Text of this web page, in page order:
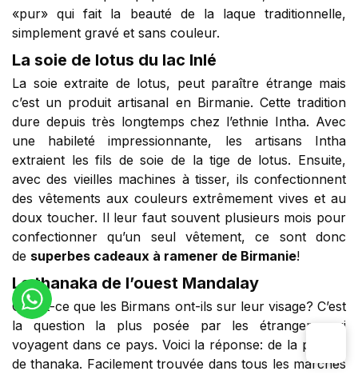
«pur» qui fait la beauté de la laque traditionnelle,
simplement gravé et sans couleur.
La soie de lotus du lac Inlé
La soie extraite de lotus, peut paraître étrange mais
c’est un produit artisanal en Birmanie. Cette tradition
dure depuis très longtemps chez l’ethnie Intha. Avec
une habileté impressionnante, les artisans Intha
extraient les fils de soie de la tige de lotus. Ensuite,
avec des vieilles machines à tisser, ils confectionnent
des vêtements aux couleurs extrêmement vives et au
doux toucher. Il leur faut souvent plusieurs mois pour
confectionner qu’un seul vêtement, ce sont donc
de superbes cadeaux à ramener de Birmanie!
Le thanaka de l’ouest Mandalay
Qu’est-ce que les Birmans ont-ils sur leur visage? C’est
la question la plus posée par les étrangers qui
voyagent dans ce pays. Voici la réponse: de la poudre
de thanaka. Facilement trouvée dans tous les marchés